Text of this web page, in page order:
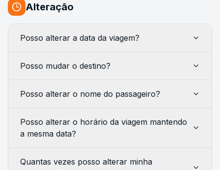
Alteração
Posso alterar a data da viagem?
Posso mudar o destino?
Posso alterar o nome do passageiro?
Posso alterar o horário da viagem mantendo
a mesma data?
Quantas vezes posso alterar minha